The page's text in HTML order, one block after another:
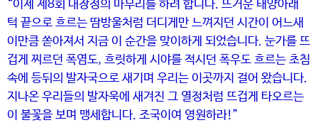
“이제 제8회 대장정의 마무리를 하려 합니다. 뜨거운 태양아래
턱 끝으로 흐르는 땀방울처럼 더디게만 느껴지던 시간이 어느새
이만큼 쏟아져서 지금 이 순간을 맞이하게 되었습니다. 눈가를 뜨
겁게 찌르던 폭염도, 흐릿하게 시야를 적시던 폭우도 흐르는 초침
속에 등뒤의 발자국으로 새기며 우리는 이곳까지 걸어 왔습니다.
지나온 우리들의 발자욱에 새겨진 그 열정처럼 뜨겁게 타오르는
이 불꽃을 보며 맹세합니다. 조국이여 영원하라!”